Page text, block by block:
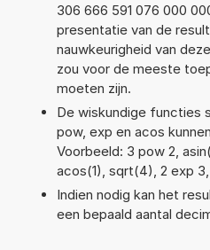
306 666 591 076 000
presentatie van de
nauwkeurigheid van
zou voor de meeste
moeten zijn.
De wiskundige functies
pow, exp en acos
Voorbeeld: 3 pow 2,
acos(1), sqrt(4), 2 exp
Indien nodig kan het
een bepaald aantal